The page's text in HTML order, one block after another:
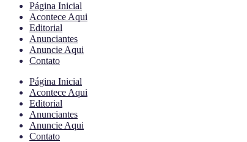
Página Inicial
Acontece Aqui
Editorial
Anunciantes
Anuncie Aqui
Contato
Página Inicial
Acontece Aqui
Editorial
Anunciantes
Anuncie Aqui
Contato